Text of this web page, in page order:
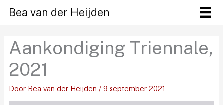
naar
inhoud
Bea van der Heijden
Aankondiging Triennale,
2021
Door Bea van der Heijden / 9 september 2021